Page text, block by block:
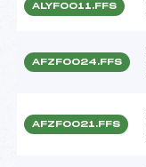
ALYF0011.FFS
AFZF0024.FFS
AFZF0021.FFS